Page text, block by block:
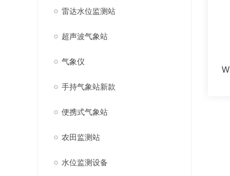
雷达水位监测站
超声波气象站
气象仪
手持气象站新款
便携式气象站
农田监测站
水位监测设备